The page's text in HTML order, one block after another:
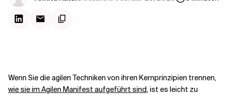
Wenn Sie die agilen Techniken von ihren Kernprinzipien trennen,
wie sie im Agilen Manifest aufgeführt sind, ist es leicht zu